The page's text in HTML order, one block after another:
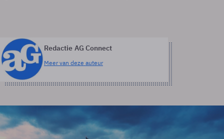
Redactie AG Connect
Meer van deze auteur